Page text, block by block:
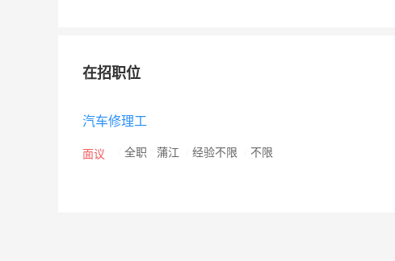
在招职位
汽车修理工
面议 全职 蒲江 经验不限 不限